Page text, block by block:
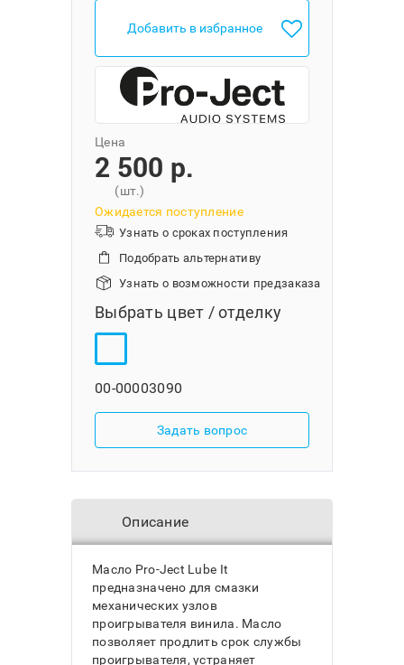
Добавить в избранное
Цена
2 500 p.
(шт.)
Ожидается поступление
Узнать о сроках поступления
Подобрать альтернативу
Узнать о возможности предзаказа
Выбрать цвет / отделку
00-00003090
Задать вопрос
Описание
Масло Pro-Ject Lube It
предназначено для смазки
механических узлов
проигрывателя винила. Масло
позволяет продлить срок службы
проигрывателя, устраняет